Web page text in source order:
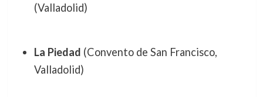
(Valladolid)
La Piedad (Convento de San Francisco,
Valladolid)